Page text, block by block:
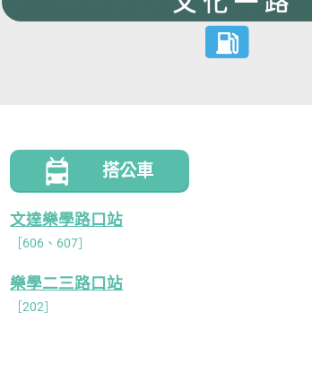
搭公車
文達樂學路口站
［606、607］
樂學二三路口站
［202］